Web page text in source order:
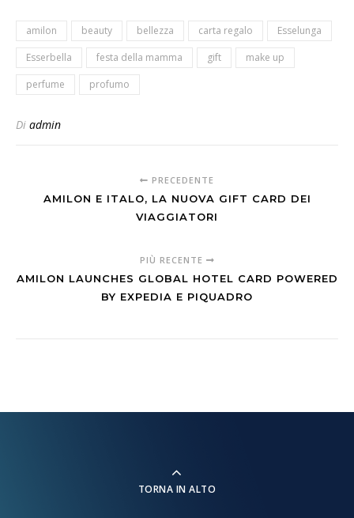
amilon beauty bellezza carta regalo
Esselunga
Esserbella
festa della mamma gift
make up
perfume
profumo
Di admin
PRECEDENTE
AMILON E ITALO, LA NUOVA GIFT CARD DEI
VIAGGIATORI
PIÙ RECENTE
AMILON LAUNCHES GLOBAL HOTEL CARD POWERED
BY EXPEDIA E PIQUADRO
TORNA IN ALTO